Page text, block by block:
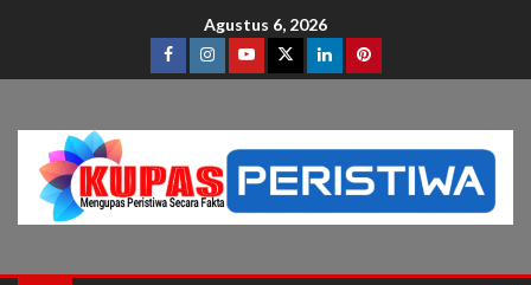
Agustus 6, 2026